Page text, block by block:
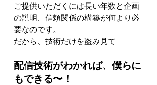
ご提供いただくには長い年数と企画
の説明、信頼関係の構築が何より必
要なのです。
だから、技術だけを盗み見て
配信技術がわかれば、僕らに
もできる〜！